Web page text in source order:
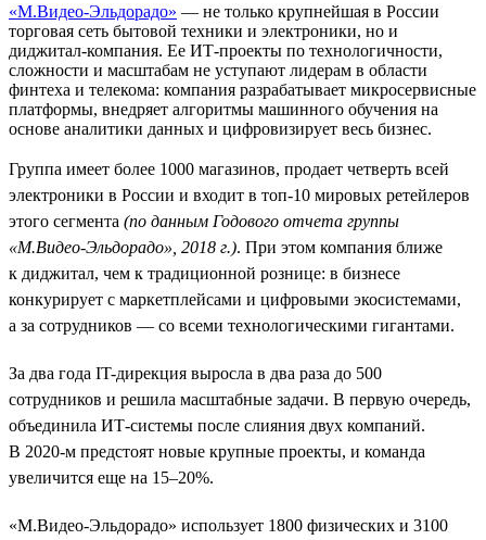
«М.Видео-Эльдорадо» — не только крупнейшая в России
торговая сеть бытовой техники и электроники, но и
диджитал-компания. Ее ИТ-проекты по технологичности,
сложности и масштабам не уступают лидерам в области
финтеха и телекома: компания разрабатывает микросервисные
платформы, внедряет алгоритмы машинного обучения на
основе аналитики данных и цифровизирует весь бизнес.
Группа имеет более 1000 магазинов, продает четверть всей
электроники в России и входит в топ-10 мировых ретейлеров
этого сегмента (по данным Годового отчета группы
«М.Видео-Эльдорадо», 2018 г.). При этом компания ближе
к диджитал, чем к традиционной рознице: в бизнесе
конкурирует с маркетплейсами и цифровыми экосистемами,
а за сотрудников — со всеми технологическими гигантами.
За два года IT-дирекция выросла в два раза до 500
сотрудников и решила масштабные задачи. В первую очередь,
объединила ИТ-системы после слияния двух компаний.
В 2020-м предстоят новые крупные проекты, и команда
увеличится еще на 15–20%.
«М.Видео-Эльдорадо» использует 1800 физических и 3100